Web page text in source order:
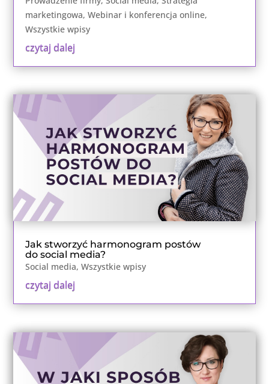
marketingowa,Webinar i konferencja online,
Wszystkie wpisy
czytaj dalej
Jak stworzyć harmonogram postów
do social media?
Social media,Wszystkie wpisy
czytaj dalej